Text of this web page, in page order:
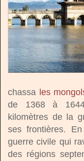
chassa les
de 1368 à
kilomètres de la
ses frontières.
guerre civile qui
des régions